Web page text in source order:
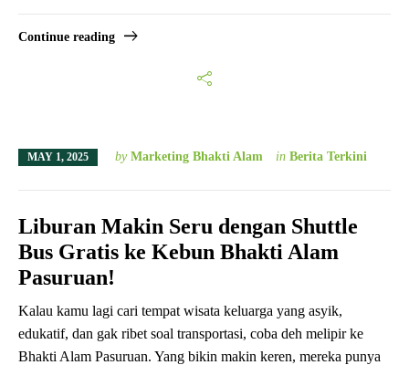
Continue reading
MAY 1, 2025 by Marketing Bhakti Alam in Berita Terkini
Liburan Makin Seru dengan Shuttle
Bus Gratis ke Kebun Bhakti Alam
Pasuruan!
Kalau kamu lagi cari tempat wisata keluarga yang asyik,
edukatif, dan gak ribet soal transportasi, coba deh melipir ke
Bhakti Alam Pasuruan. Yang bikin makin keren, mereka punya